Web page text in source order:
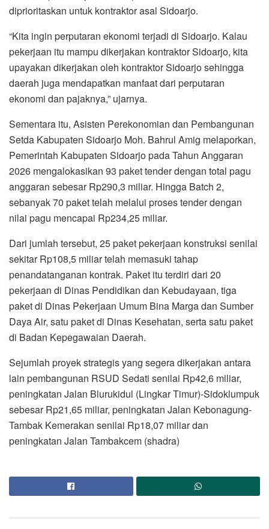
diprioritaskan untuk kontraktor asal Sidoarjo.
“Kita ingin perputaran ekonomi terjadi di Sidoarjo. Kalau
pekerjaan itu mampu dikerjakan kontraktor Sidoarjo, kita
upayakan dikerjakan oleh kontraktor Sidoarjo sehingga
daerah juga mendapatkan manfaat dari perputaran
ekonomi dan pajaknya,” ujarnya.
Sementara itu, Asisten Perekonomian dan Pembangunan
Setda Kabupaten Sidoarjo Moh. Bahrul Amig melaporkan,
Pemerintah Kabupaten Sidoarjo pada Tahun Anggaran
2026 mengalokasikan 93 paket tender dengan total pagu
anggaran sebesar Rp290,3 miliar. Hingga Batch 2,
sebanyak 70 paket telah melalui proses tender dengan
nilai pagu mencapai Rp234,25 miliar.
Dari jumlah tersebut, 25 paket pekerjaan konstruksi senilai
sekitar Rp108,5 miliar telah memasuki tahap
penandatanganan kontrak. Paket itu terdiri dari 20
pekerjaan di Dinas Pendidikan dan Kebudayaan, tiga
paket di Dinas Pekerjaan Umum Bina Marga dan Sumber
Daya Air, satu paket di Dinas Kesehatan, serta satu paket
di Badan Kepegawaian Daerah.
Sejumlah proyek strategis yang segera dikerjakan antara
lain pembangunan RSUD Sedati senilai Rp42,6 miliar,
peningkatan Jalan Blurukidul (Lingkar Timur)-Sidoklumpuk
sebesar Rp21,65 miliar, peningkatan Jalan Kebonagung-
Tambak Kemerakan senilai Rp18,07 miliar dan
peningkatan Jalan Tambakcem (shadra)